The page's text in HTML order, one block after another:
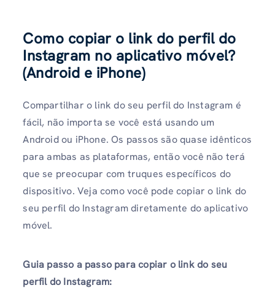
Como copiar o link do perfil do
Instagram no aplicativo móvel?
(Android e iPhone)
Compartilhar o link do seu perfil do Instagram é
fácil, não importa se você está usando um
Android ou iPhone. Os passos são quase idênticos
para ambas as plataformas, então você não terá
que se preocupar com truques específicos do
dispositivo. Veja como você pode copiar o link do
seu perfil do Instagram diretamente do aplicativo
móvel.
Guia passo a passo para copiar o link do seu
perfil do Instagram: